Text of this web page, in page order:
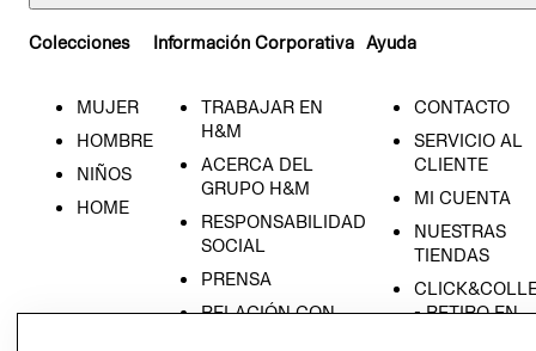
Colecciones
MUJER
HOMBRE
NIÑOS
HOME
Información Corporativa
TRABAJAR EN
H&M
ACERCA DEL
GRUPO H&M
RESPONSABILIDAD
SOCIAL
PRENSA
RELACIÓN CON
Ayuda
CONTACTO
SERVICIO AL
CLIENTE
MI CUENTA
NUESTRAS
TIENDAS
- RETIRO EN